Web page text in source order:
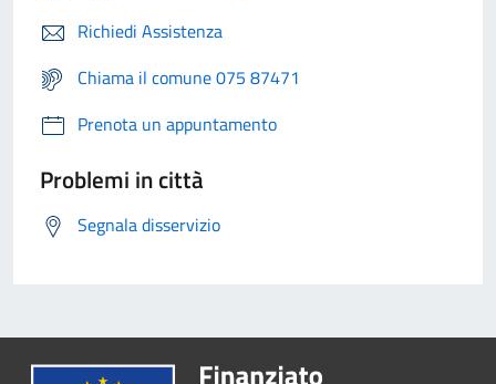
Richiedi Assistenza
Chiama il comune 075 87471
Prenota un appuntamento
Problemi in città
Segnala disservizio